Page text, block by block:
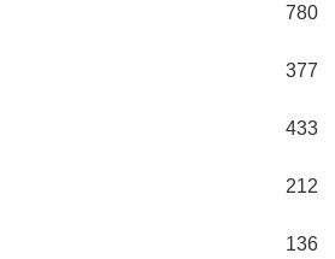
780
377
433
212
136